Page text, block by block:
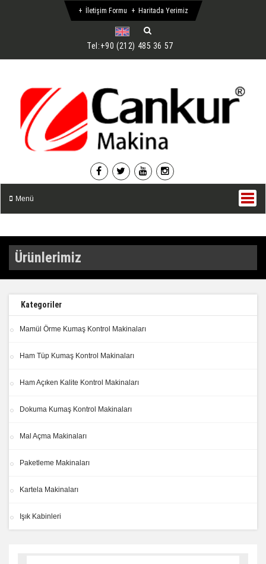
Tel:+90 (212) 485 36 57
İletişim Formu Haritada Yerimiz
Menü
Ürünlerimiz
Kategoriler
Mamül Örme Kumaş Kontrol Makinaları
Ham Tüp Kumaş Kontrol Makinaları
Ham Açıken Kalite Kontrol Makinaları
Dokuma Kumaş Kontrol Makinaları
Mal Açma Makinaları
Paketleme Makinaları
Kartela Makinaları
Işık Kabinleri